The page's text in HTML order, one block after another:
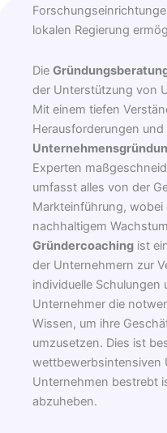
lokalen Regierung
Die
der Unterstützung von
Mit einem tiefen
Herausforderungen
Experten
umfasst alles von der
Markteinführung,
nachhaltigem
Gründercoaching ist
der Unternehmern zur
individuelle
Unternehmer die
Wissen, um ihre
umzusetzen. Dies ist
wettbewerbsintensiven
Unternehmen bestrebt
abzuheben.